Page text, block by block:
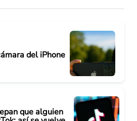
del iPhone
que alguien